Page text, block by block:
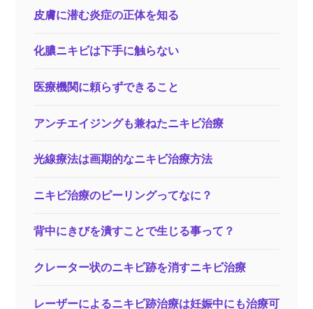
皮膚に潜む炎症の正体を知る
化膿ニキビは下手に触らない
医療機関に頼らずできること
アンチエイジングも兼ねたニキビ治療
光線療法は画期的なニキビ治療方法
ニキビ治療のピーリングってなに？
背中にきびを潰すことで生じる事って？
クレーター状のニキビ跡を消すニキビ治療
レーザーによるニキビ跡治療は妊娠中にも治療可